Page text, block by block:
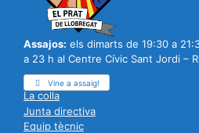
Assajos: els dimarts de 19:30 a
a 23 h al Centre Cívic Sant Jordi –
Vine a assaig!
La colla
Junta directiva
Equip tècnic